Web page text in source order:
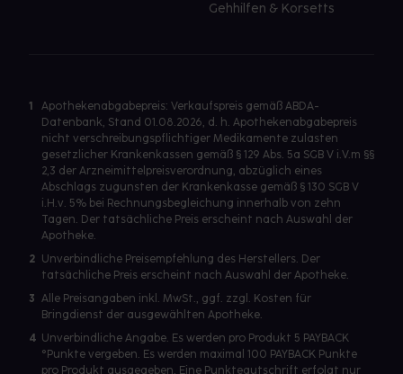
Gehhilfen & Korsetts
1
Apothekenabgabepreis: Verkaufspreis gemäß ABDA-
Datenbank, Stand 01.08.2026, d. h. Apothekenabgabepreis
nicht verschreibungspflichtiger Medikamente zulasten
gesetzlicher Krankenkassen gemäß § 129 Abs. 5a SGB V i.V.m §§
2,3 der Arzneimittelpreisverordnung, abzüglich eines
Abschlags zugunsten der Krankenkasse gemäß § 130 SGB V
i.H.v. 5% bei Rechnungsbegleichung innerhalb von zehn
Tagen. Der tatsächliche Preis erscheint nach Auswahl der
Apotheke.
2 Unverbindliche Preisempfehlung des Herstellers. Der
tatsächliche Preis erscheint nach Auswahl der Apotheke.
3 Alle Preisangaben inkl. MwSt., ggf. zzgl. Kosten für
Bringdienst der ausgewählten Apotheke.
4 Unverbindliche Angabe. Es werden pro Produkt 5 PAYBACK
°Punkte vergeben. Es werden maximal 100 PAYBACK Punkte
pro Produkt ausgegeben. Eine Punktegutschrift erfolgt nur